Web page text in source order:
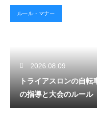
ルール・マナー
2026.08.09
トライアスロンの自
の指導と大会のルール